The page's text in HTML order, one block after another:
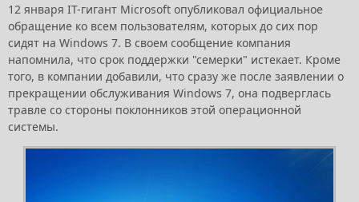
12 января IT-гигант Microsoft опубликовал официальное
обращение ко всем пользователям, которых до сих пор
сидят на Windows 7. В своем сообщение компания
напомнила, что срок поддержки "семерки" истекает. Кроме
того, в компании добавили, что сразу же после заявлении о
прекращении обслуживания Windows 7, она подверглась
травле со стороны поклонников этой операционной
системы.